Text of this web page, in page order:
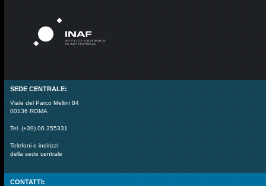
SEDE CENTRALE:
Viale del Parco Mellini 84
00136 ROMA
Tel. (+39) 06 355331
Telefoni e indirizzi
della sede centrale
CONTATTI: